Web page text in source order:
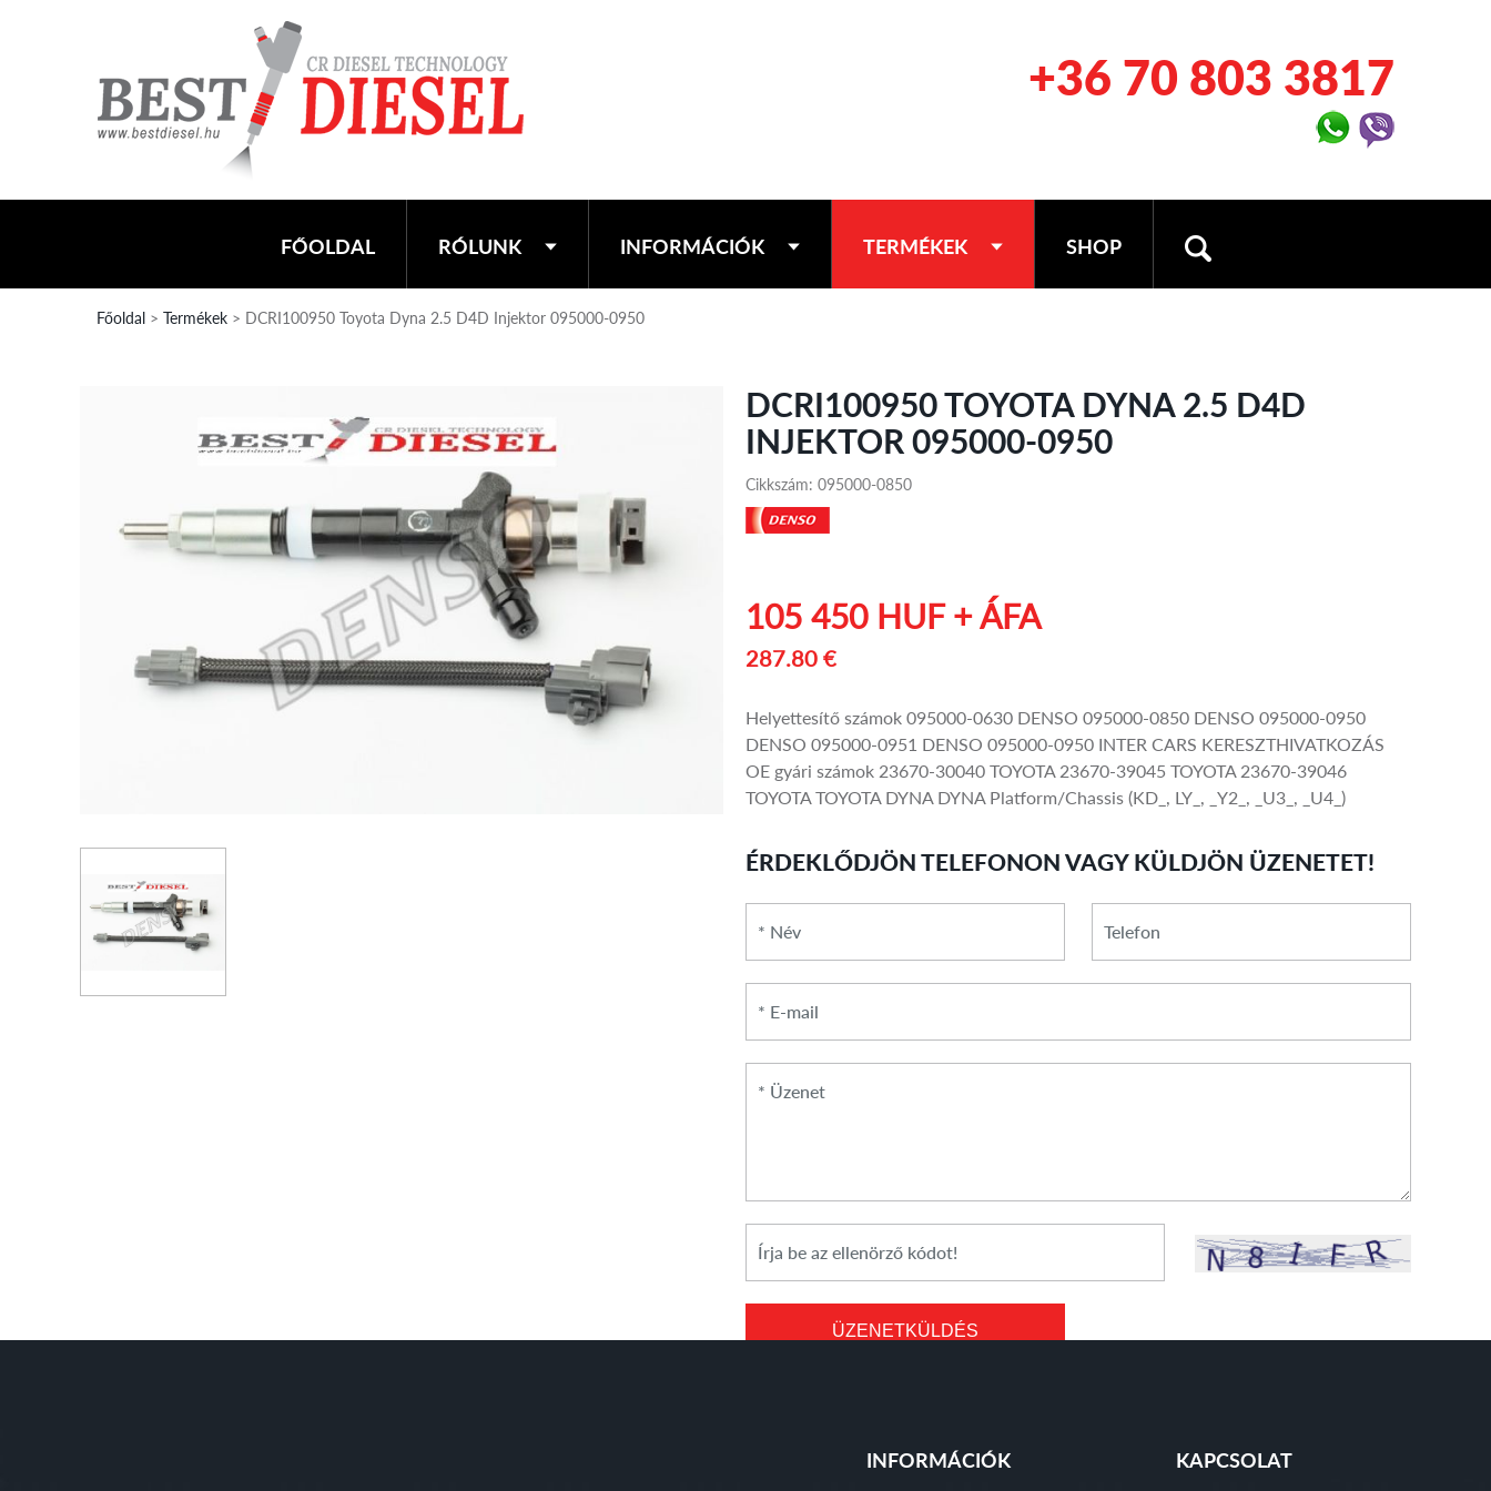
+36 70 803 3817
FŐOLDAL RÓLUNK INFORMÁCIÓK TERMÉKEK SHOP
Főoldal > Termékek > DCRI100950 Toyota Dyna 2.5 D4D Injektor 095000-0950
DCRI100950 TOYOTA DYNA 2.5 D4D
INJEKTOR 095000-0950
Cikkszám: 095000-0850
105 450 HUF + ÁFA
287.80 €
Helyettesítő számok 095000-0630 DENSO 095000-0850 DENSO 095000-0950
DENSO 095000-0951 DENSO 095000-0950 INTER CARS KERESZTHIVATKOZÁS
OE gyári számok 23670-30040 TOYOTA 23670-39045 TOYOTA 23670-39046
TOYOTA TOYOTA DYNA DYNA Platform/Chassis (KD_, LY_, _Y2_, _U3_, _U4_)
ÉRDEKLŐDJÖN TELEFONON VAGY KÜLDJÖN ÜZENETET!
Név
mail
Üzenet
Cikkszám
ÜZENETKÜLDÉS
INFORMÁCIÓK KAPCSOLAT